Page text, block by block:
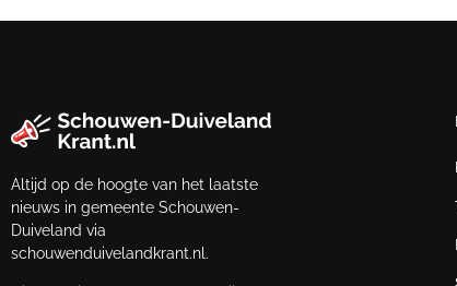
Altijd op de hoogte van het laatste
nieuws in gemeente Schouwen-
Duiveland via
schouwenduivelandkrant.nl.